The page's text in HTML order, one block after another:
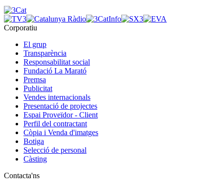
Corporatiu
El grup
Transparència
Responsabilitat social
Fundació La Marató
Premsa
Publicitat
Vendes internacionals
Presentació de projectes
Espai Proveïdor - Client
Perfil del contractant
Còpia i Venda d'imatges
Botiga
Selecció de personal
Càsting
Contacta'ns